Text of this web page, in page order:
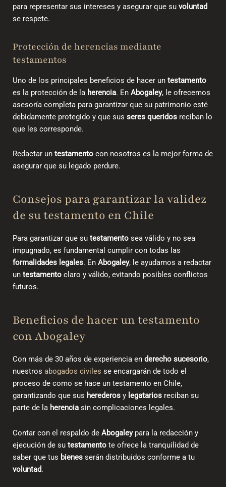
para representar sus intereses y asegurar que su voluntad
se respete.
Protección de herencias mediante
testamentos
Uno de los principales beneficios de hacer un testamento
es la protección de la herencia. En Abogaley, le ofrecemos
asesoría completa para garantizar que su patrimonio esté
debidamente protegido y que sus seres queridos reciban lo
que les corresponde.
Redactar un testamento con nosotros es la mejor forma de
asegurar que su legado perdure.
Consejos para garantizar la validez
de su testamento en Chile
Para garantizar que su testamento sea válido y no sea
impugnado, es fundamental cumplir con todas las
formalidades legales. En Abogaley, le ayudamos a redactar
un testamento claro y válido, evitando posibles conflictos
futuros.
Beneficios de hacer un testamento
con Abogaley
Con más de 30 años de experiencia en derecho sucesorio,
nuestros abogados civiles se encargarán de todo el
proceso de como se hace un testamento en Chile​,
garantizando que sus herederos y legatarios reciban su
parte de la herencia sin complicaciones legales.
Contar con el respaldo de Abogaleypara la redacción y
ejecución de su testamento te ofrece la tranquilidad de
saber que tus bienes serán distribuidos conforme a tu
voluntad.